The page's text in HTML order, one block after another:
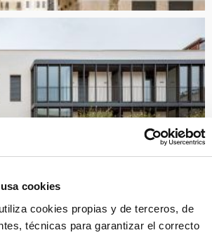
cookies
cookies propias y de terceros, de
técnicas para garantizar el correcto